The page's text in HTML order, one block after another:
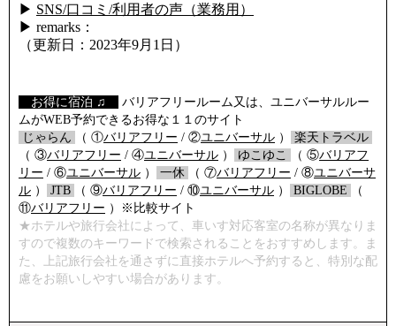
▶ SNS/口コミ/利用者の声（業務用）
▶ remarks：
（更新日：2023年9月1日）
お得に宿泊 ♫
バリアフリールーム又は、ユニバーサルルー
ムがWEB予約できるお得な１１のサイト
じゃらん （ ①バリアフリー / ②ユニバーサル ） 楽天トラベル
（ ③バリアフリー / ④ユニバーサル ） ゆこゆこ （ ⑤バリアフ
リー / ⑥ユニバーサル ） 一休 （ ⑦バリアフリー / ⑧ユニバーサ
ル ） JTB （ ⑨バリアフリー / ⑩ユニバーサル ） BIGLOBE
（
⑪バリアフリー ）※比較サイト
★ホテルや旅行会社によって、車いす対応客室の名称が異なりま
すので複数のキーワードで検索されることをおすすめします。ま
た、上記旅行会社を通さずに直接ホテルへ予約すると、特別な配
慮をお願いしやすい場合があります。